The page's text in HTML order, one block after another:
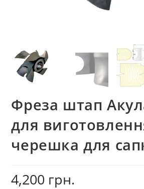
Фреза штап
для
черешка для
4,200 грн.